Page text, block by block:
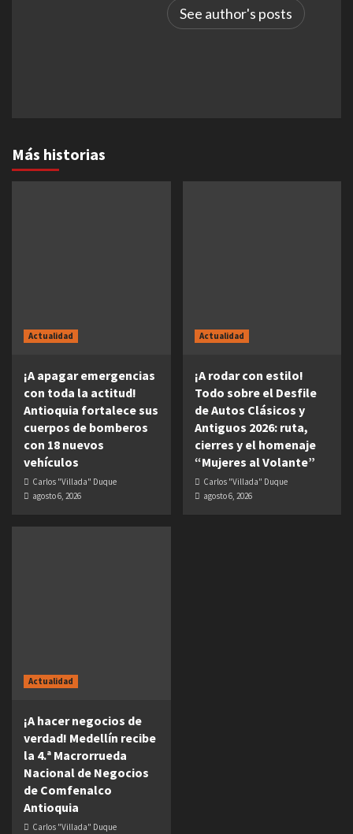
See author's posts
Más historias
Actualidad
¡A apagar emergencias
con toda la actitud!
Antioquia fortalece sus
cuerpos de bomberos
con 18 nuevos
vehículos
Carlos "Villada" Duque
agosto 6, 2026
Actualidad
¡A rodar con estilo!
Todo sobre el Desfile
de Autos Clásicos y
Antiguos 2026: ruta,
cierres y el homenaje
“Mujeres al Volante”
Carlos "Villada" Duque
agosto 6, 2026
Actualidad
¡A hacer negocios de
verdad! Medellín recibe
la 4.ª Macrorrueda
Nacional de Negocios
de Comfenalco
Antioquia
Carlos "Villada" Duque